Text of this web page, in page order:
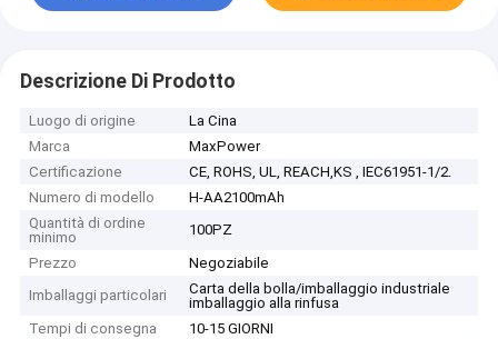
Descrizione Di Prodotto
Luogo di origine
La Cina
Marca
MaxPower
Certificazione
CE, ROHS, UL, REACH,KS , IEC61951-1/2.
Numero di modello
H-AA2100mAh
Quantità di ordine
minimo
100PZ
Prezzo
Negoziabile
Imballaggi particolari
Carta della bolla/imballaggio industriale
imballaggio alla rinfusa
Tempi di consegna
10-15 GIORNI